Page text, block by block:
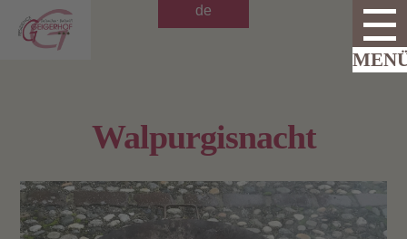
de
Walpurgisnacht